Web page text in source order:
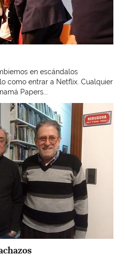
en escándalos
como entrar a Netflix. Cualquier
Papers...